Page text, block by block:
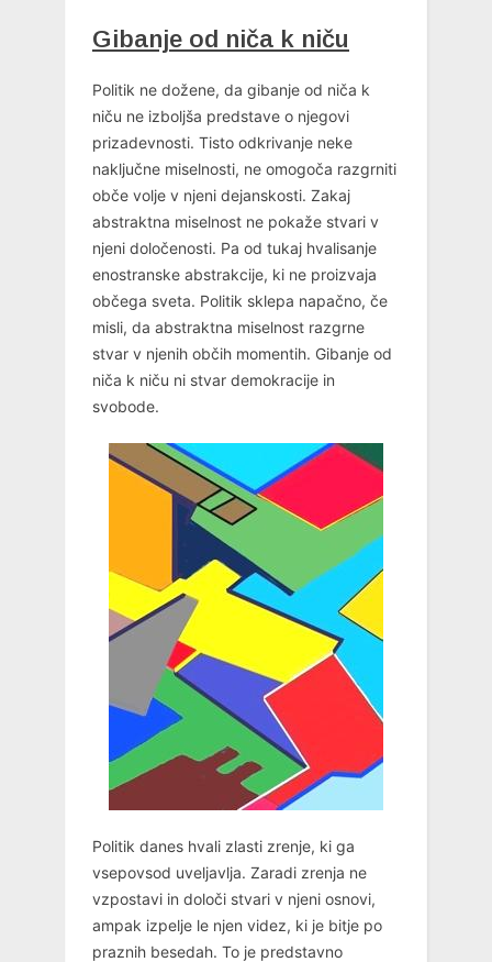
Gibanje od niča k niču
Politik ne dožene, da gibanje od niča k
niču ne izboljša predstave o njegovi
prizadevnosti. Tisto odkrivanje neke
naključne miselnosti, ne omogoča razgrniti
obče volje v njeni dejanskosti. Zakaj
abstraktna miselnost ne pokaže stvari v
njeni določenosti. Pa od tukaj hvalisanje
enostranske abstrakcije, ki ne proizvaja
občega sveta. Politik sklepa napačno, če
misli, da abstraktna miselnost razgrne
stvar v njenih občih momentih. Gibanje od
niča k niču ni stvar demokracije in
svobode.
Politik danes hvali zlasti zrenje, ki ga
vsepovsod uveljavlja. Zaradi zrenja ne
vzpostavi in določi stvari v njeni osnovi,
ampak izpelje le njen videz, ki je bitje po
praznih besedah. To je predstavno